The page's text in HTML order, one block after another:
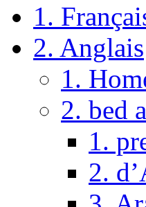
1.
2. Anglais
1.
2. bed
1.
2.